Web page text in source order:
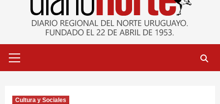
primario
Cultura y Sociales